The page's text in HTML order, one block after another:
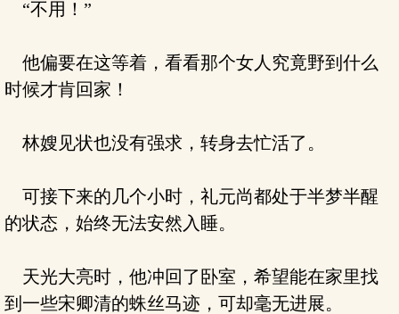
“不用！”
他偏要在这等着，看看那个女人究竟野到什么
时候才肯回家！
林嫂见状也没有强求，转身去忙活了。
可接下来的几个小时，礼元尚都处于半梦半醒
的状态，始终无法安然入睡。
天光大亮时，他冲回了卧室，希望能在家里找
到一些宋卿清的蛛丝马迹，可却毫无进展。